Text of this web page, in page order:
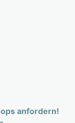
anfordern!